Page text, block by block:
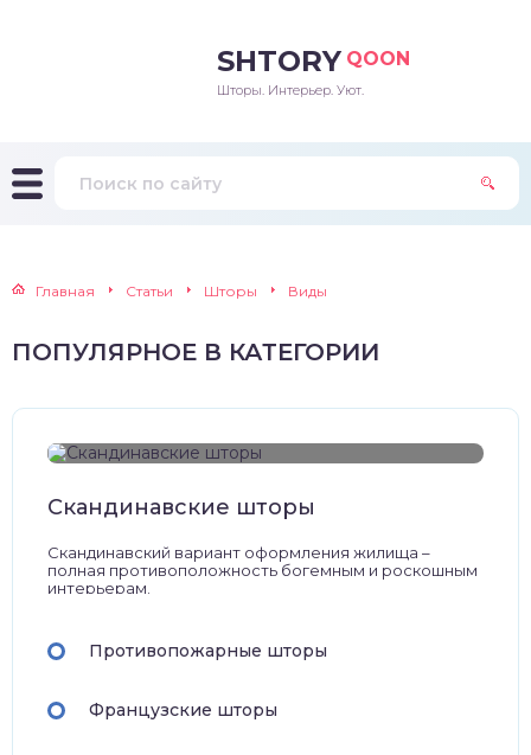
SHTORY QOON
Шторы. Интерьер. Уют.
Главная Статьи Шторы Виды
ПОПУЛЯРНОЕ В КАТЕГОРИИ
Скандинавские шторы
Скандинавский вариант оформления жилища –
полная противоположность богемным и роскошным
интерьерам.
Противопожарные шторы
Французские шторы